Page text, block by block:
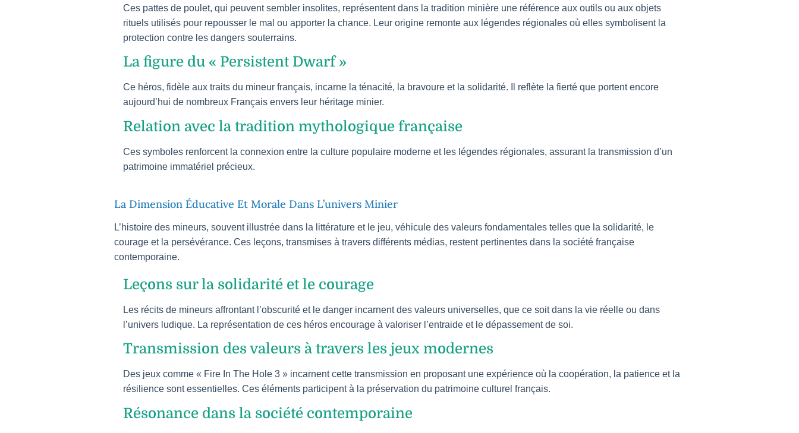
Ces pattes de poulet, qui peuvent sembler insolites, représentent dans la tradition minière une référence aux outils ou aux objets
rituels utilisés pour repousser le mal ou apporter la chance. Leur origine remonte aux légendes régionales où elles symbolisent la
protection contre les dangers souterrains.
La figure du « Persistent Dwarf »
Ce héros, fidèle aux traits du mineur français, incarne la ténacité, la bravoure et la solidarité. Il reflète la fierté que portent encore
aujourd’hui de nombreux Français envers leur héritage minier.
Relation avec la tradition mythologique française
Ces symboles renforcent la connexion entre la culture populaire moderne et les légendes régionales, assurant la transmission d’un
patrimoine immatériel précieux.
La Dimension Éducative Et Morale Dans L’univers Minier
L’histoire des mineurs, souvent illustrée dans la littérature et le jeu, véhicule des valeurs fondamentales telles que la solidarité, le
courage et la persévérance. Ces leçons, transmises à travers différents médias, restent pertinentes dans la société française
contemporaine.
Leçons sur la solidarité et le courage
Les récits de mineurs affrontant l’obscurité et le danger incarnent des valeurs universelles, que ce soit dans la vie réelle ou dans
l’univers ludique. La représentation de ces héros encourage à valoriser l’entraide et le dépassement de soi.
Transmission des valeurs à travers les jeux modernes
Des jeux comme « Fire In The Hole 3 » incarnent cette transmission en proposant une expérience où la coopération, la patience et la
résilience sont essentielles. Ces éléments participent à la préservation du patrimoine culturel français.
Résonance dans la société contemporaine